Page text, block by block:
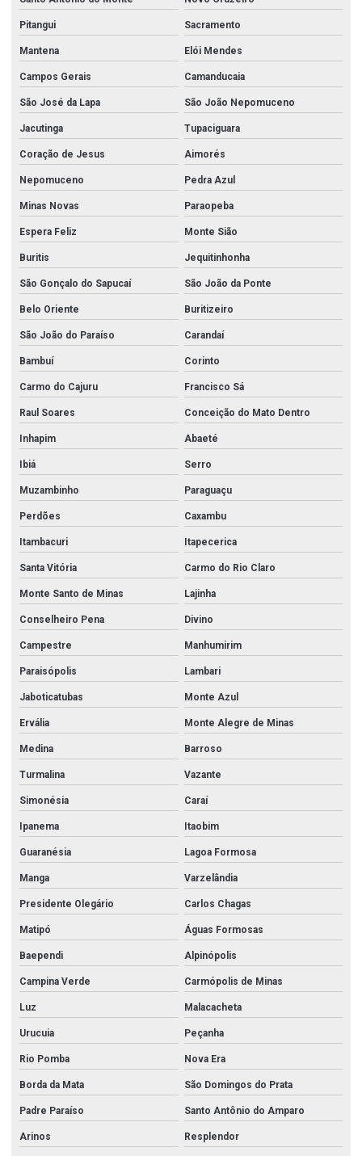
Pitangui Sacramento
Mantena Elói Mendes
Campos Gerais Camanducaia
São José da Lapa São João Nepomuceno
Jacutinga Tupaciguara
Coração de Jesus Aimorés
Nepomuceno Pedra Azul
Minas Novas Paraopeba
Espera Feliz Monte Sião
Buritis Jequitinhonha
São Gonçalo do Sapucaí São João da Ponte
Belo Oriente Buritizeiro
São João do Paraíso Carandaí
Bambuí Corinto
Carmo do Cajuru Francisco Sá
Raul Soares Conceição do Mato Dentro
Inhapim Abaeté
Ibiá Serro
Muzambinho Paraguaçu
Perdões Caxambu
Itambacuri Itapecerica
Santa Vitória Carmo do Rio Claro
Monte Santo de Minas Lajinha
Conselheiro Pena Divino
Campestre Manhumirim
Paraisópolis Lambari
Jaboticatubas Monte Azul
Ervália Monte Alegre de Minas
Medina Barroso
Turmalina Vazante
Simonésia Caraí
Ipanema Itaobim
Guaranésia Lagoa Formosa
Manga Varzelândia
Presidente Olegário Carlos Chagas
Matipó Águas Formosas
Baependi Alpinópolis
Campina Verde Carmópolis de Minas
Luz Malacacheta
Urucuia Peçanha
Rio Pomba Nova Era
Borda da Mata São Domingos do Prata
Padre Paraíso Santo Antônio do Amparo
Arinos Resplendor